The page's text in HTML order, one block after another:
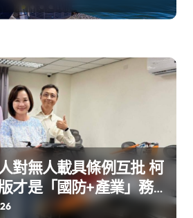
對無人載具條例互批 柯
才是「國防+產業」務